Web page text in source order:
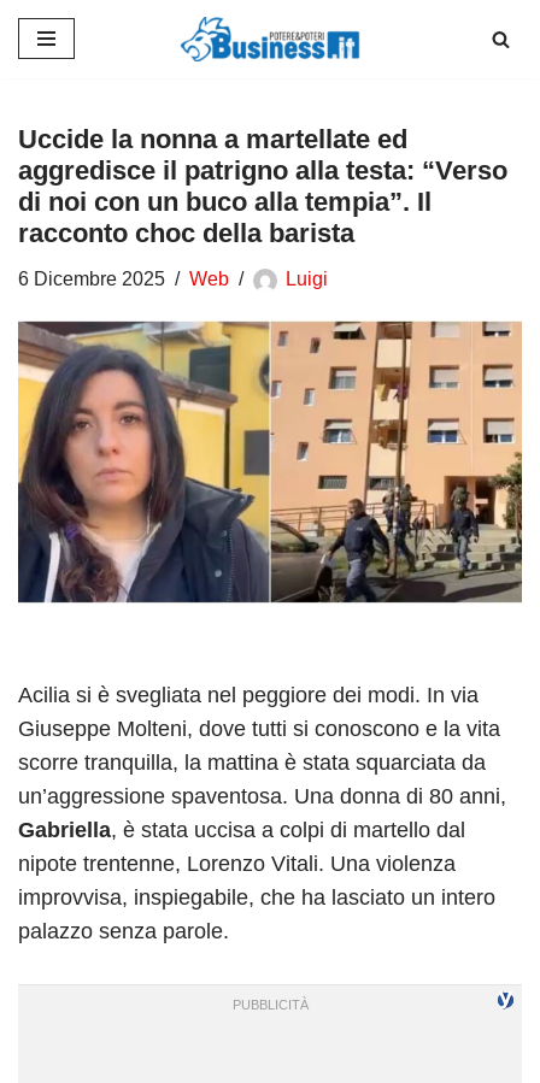
contenuto
Uccide la nonna a martellate ed
aggredisce il patrigno alla testa: “Verso
di noi con un buco alla tempia”. Il
racconto choc della barista
6 Dicembre 2025 Web Luigi
Acilia si è svegliata nel peggiore dei modi. In via
Giuseppe Molteni, dove tutti si conoscono e la vita
scorre tranquilla, la mattina è stata squarciata da
un’aggressione spaventosa. Una donna di 80 anni,
Gabriella, è stata uccisa a colpi di martello dal
nipote trentenne, Lorenzo Vitali. Una violenza
improvvisa, inspiegabile, che ha lasciato un intero
palazzo senza parole.